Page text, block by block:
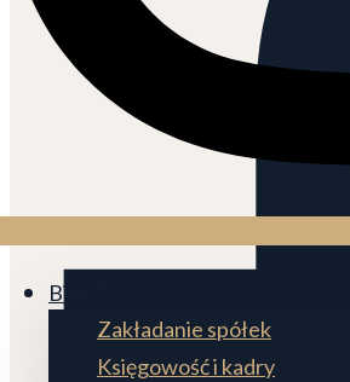
Biuro księgowe
Zakładanie spółek
Księgowość i kadry